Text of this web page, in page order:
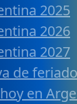
2025
2026
2027
de
en